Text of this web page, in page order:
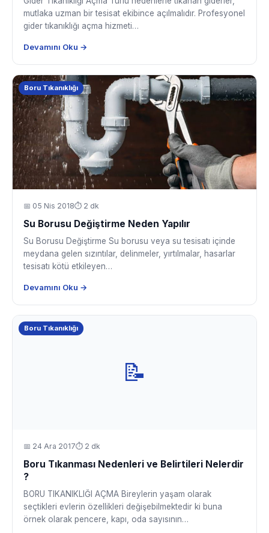
mutlaka uzman bir tesisat ekibince açılmalıdır. Profesyonel
gider tıkanıklığı açma hizmeti…
Devamını Oku →
Boru Tıkanıklığı
📅 05 Nis 2018⏱ 2 dk
Su Borusu Değiştirme Neden Yapılır
Su Borusu Değiştirme Su borusu veya su tesisatı içinde
meydana gelen sızıntılar, delinmeler, yırtılmalar, hasarlar
tesisatı kötü etkileyen…
Devamını Oku →
📝
Boru Tıkanıklığı
📅 24 Ara 2017⏱ 2 dk
Boru Tıkanması Nedenleri ve Belirtileri Nelerdir
?
BORU TIKANIKLIĞI AÇMA Bireylerin yaşam olarak
seçtikleri evlerin özellikleri değişebilmektedir ki buna
örnek olarak pencere, kapı, oda sayısının…